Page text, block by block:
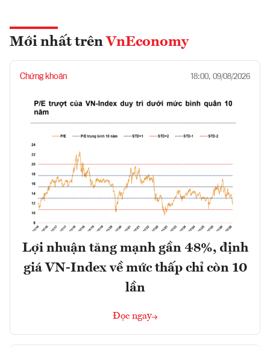
Mới nhất trên VnEconomy
Chứng khoán 18:00, 09/08/2026
Lợi nhuận tăng mạnh gần 48%, định
giá VN-Index về mức thấp chỉ còn 10
lần
Đọc ngay